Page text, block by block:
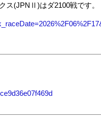
ス(JPNⅡ)はダ2100戦です。